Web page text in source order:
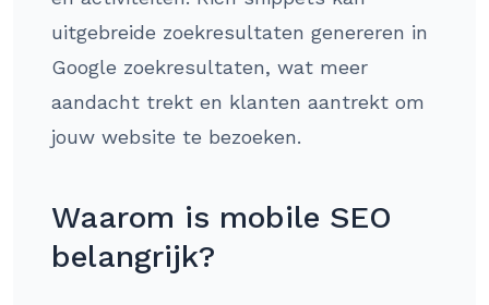
uitgebreide zoekresultaten genereren in
Google zoekresultaten, wat meer
aandacht trekt en klanten aantrekt om
jouw website te bezoeken.
Waarom is mobile SEO
belangrijk?